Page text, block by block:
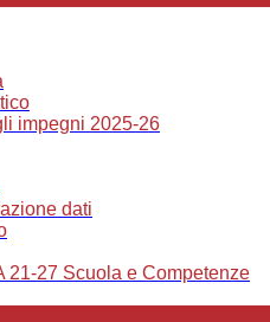
impegni 2025-26
dati
21-27 Scuola e Competenze